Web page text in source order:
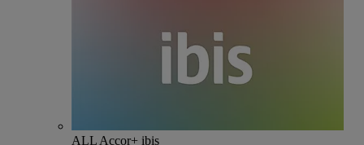
ALL Accor+ ibis